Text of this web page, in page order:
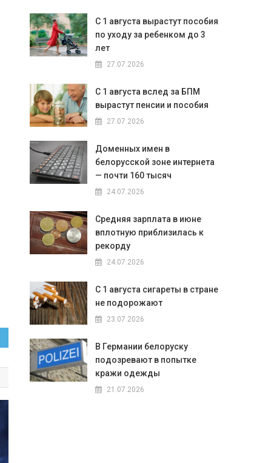
С 1 августа вырастут пособия
по уходу за ребенком до 3
лет
27.07.2026
С 1 августа вслед за БПМ
вырастут пенсии и пособия
27.07.2026
Доменных имен в
белорусской зоне интернета
— почти 160 тысяч
24.07.2026
Средняя зарплата в июне
вплотную приблизилась к
рекорду
24.07.2026
С 1 августа сигареты в стране
не подорожают
23.07.2026
В Германии белоруску
подозревают в попытке
кражи одежды
21.07.2026